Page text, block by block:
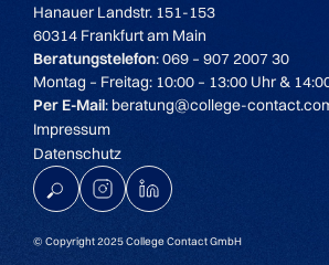
Hanauer Landstr. 151-153
60314 Frankfurt am Main
Beratungstelefon: 069 – 907 2007 30
Montag – Freitag: 10:00 – 13:00 Uhr &
Per E-Mail: beratung@college-
Impressum
Datenschutz
© Copyright 2025 College Contact GmbH